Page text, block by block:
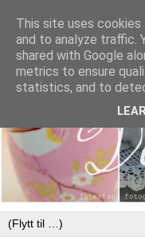
This site uses
and to analyze traffic.
shared with Google
metrics to ensure
statistics, and to